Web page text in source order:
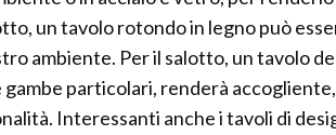
un tavolo rotondo in legno può
ambiente. Per il salotto, un tavolo
particolari, renderà
Interessanti anche i tavoli di